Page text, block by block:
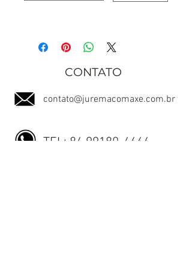
CONTATO
contato@juremacomaxe.com.br
TEL: 84 99180-4666